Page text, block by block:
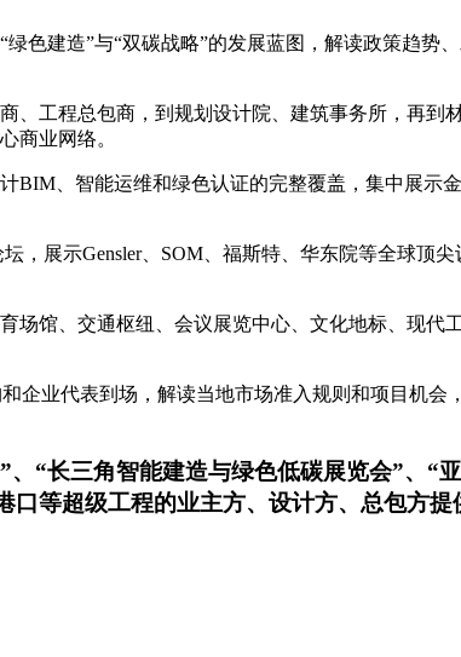
“绿色建造”与“双碳战略”的发展蓝图 ，解读政策趋势
、工程总包商，到规划设计院、建筑事务所，再到
商业网络。
BIM、智能运维和绿色认证的完整覆盖，集中展示
坛 ，展示Gensler、SOM、福斯特 、华东院等全球顶
场馆、交通枢纽、会议展览中心、文化地标、现代
企业代表到场，解读当地市场准入规则和项目机会 ，
”、 “长三角智能建造与绿色低碳展览会”、“
口等超级工程的业主方、设计方、总包方